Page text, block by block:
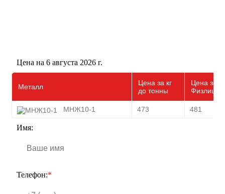
Цена на 6 августа 2026 г.
Металл
Цена за кг
до тонны
Цена за
Физлицам
МНЖ10-1 473 481
Имя:
Телефон:*